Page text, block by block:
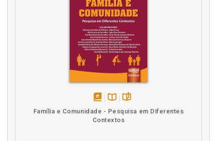
disponível
em
na
Família e Comunidade - Pesquisa em Diferentes
Contextos